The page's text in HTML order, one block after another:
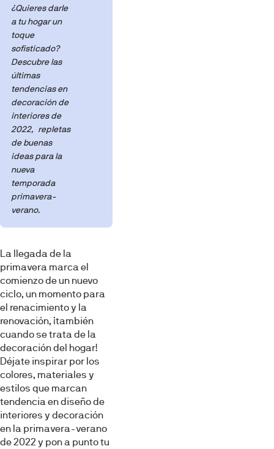
¿Quieres darle
a tu hogar un
toque
sofisticado?
Descubre las
últimas
tendencias en
decoración de
interiores de
2022, repletas
de buenas
ideas para la
nueva
temporada
primavera-
verano.
La llegada de la
primavera marca el
comienzo de un nuevo
ciclo, un momento para
el renacimiento y la
renovación, ¡también
cuando se trata de la
decoración del hogar!
Déjate inspirar por los
colores, materiales y
estilos que marcan
tendencia en diseño de
interiores y decoración
en la primavera-verano
de 2022 y pon a punto tu